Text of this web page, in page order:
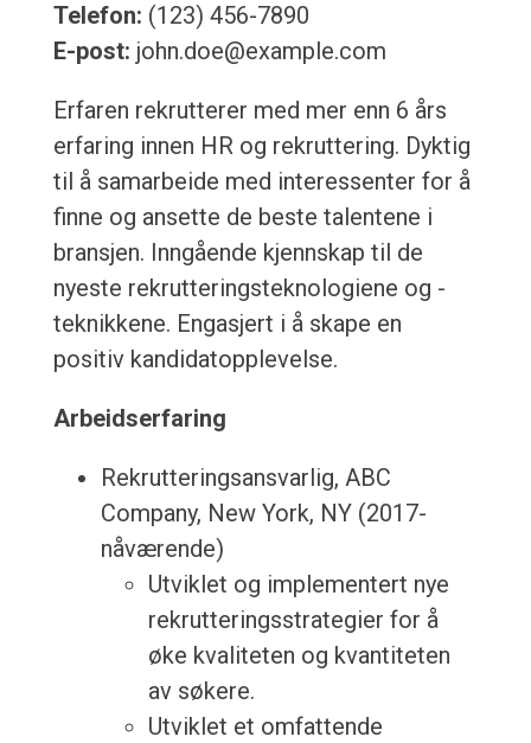
Telefon: (123) 456-7890
E-post: john.doe@example.com
Erfaren rekrutterer med mer enn 6 års
erfaring innen HR og rekruttering. Dyktig
til å samarbeide med interessenter for å
finne og ansette de beste talentene i
bransjen. Inngående kjennskap til de
nyeste rekrutteringsteknologiene og -
teknikkene. Engasjert i å skape en
positiv kandidatopplevelse.
Arbeidserfaring
Rekrutteringsansvarlig, ABC
Company, New York, NY (2017-
nåværende)
Utviklet og implementert nye
rekrutteringsstrategier for å
øke kvaliteten og kvantiteten
av søkere.
Utviklet et omfattende